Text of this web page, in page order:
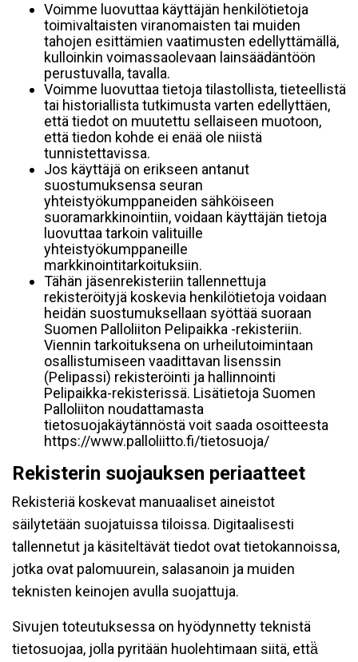
Voimme luovuttaa käyttäjän henkilötietoja
toimivaltaisten viranomaisten tai muiden
tahojen esittämien vaatimusten edellyttämällä,
kulloinkin voimassaolevaan lainsäädäntöön
perustuvalla, tavalla.
Voimme luovuttaa tietoja tilastollista, tieteellistä
tai historiallista tutkimusta varten edellyttäen,
että tiedot on muutettu sellaiseen muotoon,
että tiedon kohde ei enää ole niistä
tunnistettavissa.
Jos käyttäjä on erikseen antanut
suostumuksensa seuran
yhteistyökumppaneiden sähköiseen
suoramarkkinointiin, voidaan käyttäjän tietoja
luovuttaa tarkoin valituille
yhteistyökumppaneille
markkinointitarkoituksiin.
Tähän jäsenrekisteriin tallennettuja
rekisteröityjä koskevia henkilötietoja voidaan
heidän suostumuksellaan syöttää suoraan
Suomen Palloliiton Pelipaikka -rekisteriin.
Viennin tarkoituksena on urheilutoimintaan
osallistumiseen vaadittavan lisenssin
(Pelipassi) rekisteröinti ja hallinnointi
Pelipaikka-rekisterissä. Lisätietoja Suomen
Palloliiton noudattamasta
tietosuojakäytännöstä voit saada osoitteesta
https://www.palloliitto.fi/tietosuoja/
Rekisterin suojauksen periaatteet
Rekisteriä koskevat manuaaliset aineistot
säilytetään suojatuissa tiloissa. Digitaalisesti
tallennetut ja käsiteltävät tiedot ovat tietokannoissa,
jotka ovat palomuurein, salasanoin ja muiden
teknisten keinojen avulla suojattuja.
Sivujen toteutuksessa on hyödynnetty teknistä
tietosuojaa, jolla pyritään huolehtimaan siitä, että̈